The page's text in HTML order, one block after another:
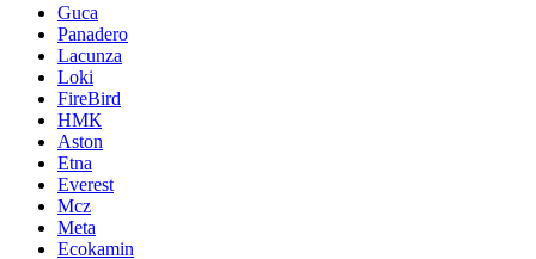
Guca
Panadero
Lacunza
Loki
FireBird
НМК
Aston
Etna
Everest
Mcz
Meta
Ecokamin